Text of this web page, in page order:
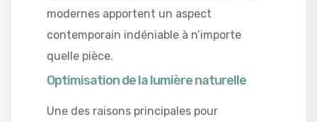
modernes apportent un aspect
contemporain indéniable à n’importe
quelle pièce.
Optimisation de la lumière naturelle
Une des raisons principales pour